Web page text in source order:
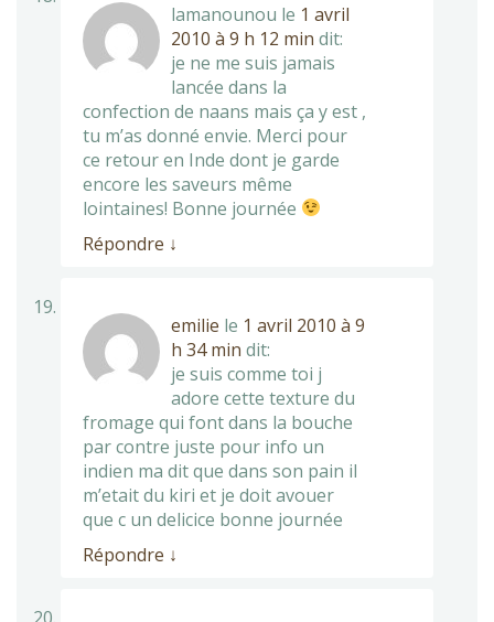
lamanounou le 1 avril
2010 à 9 h 12 min dit:
je ne me suis jamais
lancée dans la
confection de naans mais ça y est ,
tu m’as donné envie. Merci pour
ce retour en Inde dont je garde
encore les saveurs même
lointaines! Bonne journée
Répondre ↓
emilie le 1 avril 2010 à 9
h 34 min dit:
je suis comme toi j
adore cette texture du
fromage qui font dans la bouche
par contre juste pour info un
indien ma dit que dans son pain il
m’etait du kiri et je doit avouer
que c un delicice bonne journée
Répondre ↓